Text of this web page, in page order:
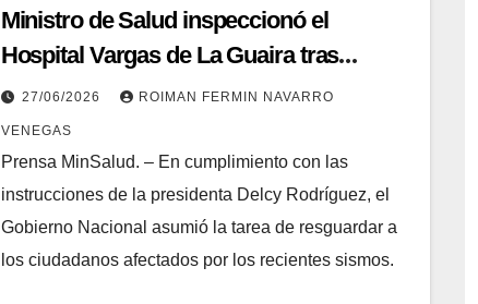
Ministro de Salud inspeccionó el
Hospital Vargas de La Guaira tras
sismos en el país
27/06/2026 ROIMAN FERMIN NAVARRO
VENEGAS
Prensa MinSalud. – En cumplimiento con las
instrucciones de la presidenta Delcy Rodríguez, el
Gobierno Nacional asumió la tarea de resguardar a
los ciudadanos afectados por los recientes sismos.